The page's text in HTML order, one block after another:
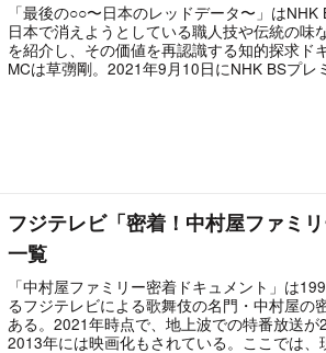
「最後の○○〜日本のレッドデータ〜」はNHK
日本で消えようとしている職人技や伝統の味
を紹介し、その価値を再認識する知的探求ド
MCは草彅剛。2021年9月10日にNHK BSプレ
フジテレビ「密着！中村屋ファミ
一覧
「中村屋ファミリー密着ドキュメント」は
るフジテレビによる歌舞伎の名門・中村屋の
ある。2021年時点で、地上波での特番放送が
2013年には映画化もされている。ここでは